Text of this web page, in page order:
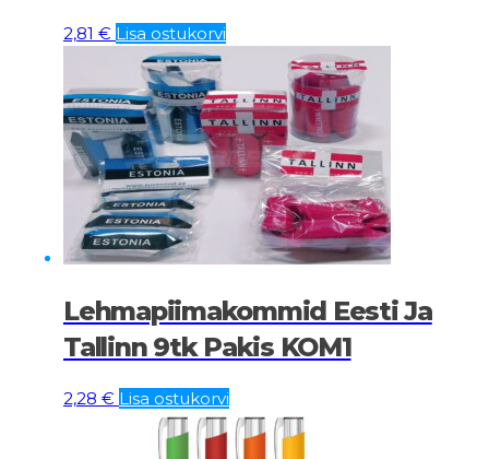
2,81 € Lisa ostukorvi
Lehmapiimakommid Eesti Ja
Tallinn 9tk Pakis KOM1
2,28 € Lisa ostukorvi